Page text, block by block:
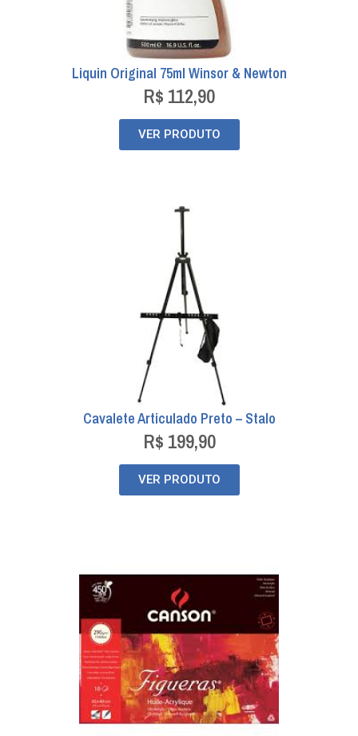
Liquin Original 75ml Winsor & Newton
R$ 112,90
VER PRODUTO
Cavalete Articulado Preto – Stalo
R$ 199,90
VER PRODUTO